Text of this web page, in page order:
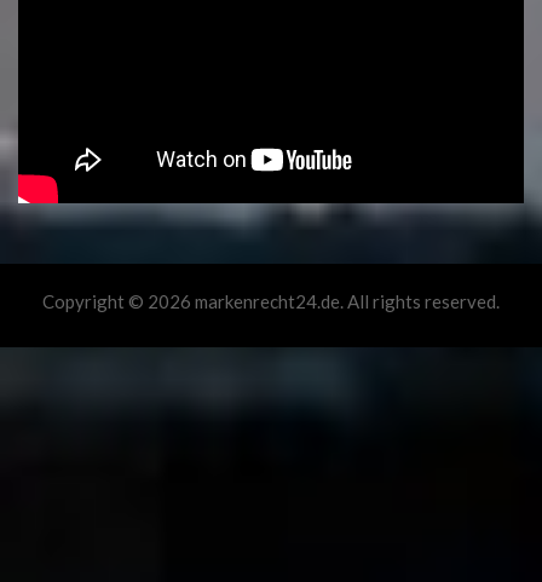
Copyright © 2026 markenrecht24.de. All rights reserved.